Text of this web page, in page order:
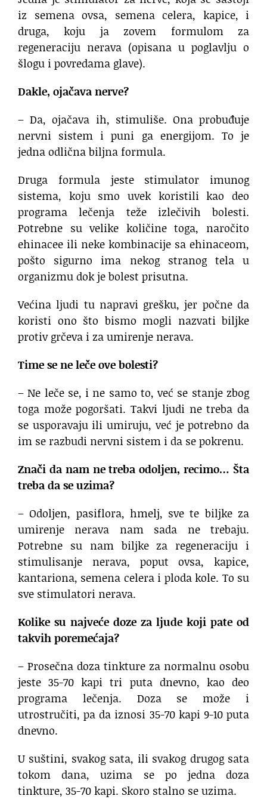
iz semena ovsa, semena celera, kapice, i
druga, koju ja zovem formulom za
regeneraciju nerava (opisana u poglavlju o
šlogu i povredama glave).
Dakle, ojačava nerve?
– Da, ojačava ih, stimuliše. Ona probuđuje
nervni sistem i puni ga energijom. To je
jedna odlična biljna formula.
Druga formula jeste stimulator imunog
sistema, koju smo uvek koristili kao deo
programa lečenja teže izlečivih bolesti.
Potrebne su velike količine toga, naročito
ehinacee ili neke kombinacije sa ehinaceom,
pošto sigurno ima nekog stranog tela u
organizmu dok je bolest prisutna.
Većina ljudi tu napravi grešku, jer počne da
koristi ono što bismo mogli nazvati biljke
protiv grčeva i za umirenje nerava.
Time se ne leče ove bolesti?
– Ne leče se, i ne samo to, već se stanje zbog
toga može pogoršati. Takvi ljudi ne treba da
se usporavaju ili umiruju, već je potrebno da
im se razbudi nervni sistem i da se pokrenu.
Znači da nam ne treba odoljen, recimo… Šta
treba da se uzima?
– Odoljen, pasiflora, hmelj, sve te biljke za
umirenje nerava nam sada ne trebaju.
Potrebne su nam biljke za regeneraciju i
stimulisanje nerava, poput ovsa, kapice,
kantariona, semena celera i ploda kole. To su
sve stimulatori nerava.
Kolike su najveće doze za ljude koji pate od
takvih poremećaja?
– Prosečna doza tinkture za normalnu osobu
jeste 35-70 kapi tri puta dnevno, kao deo
programa lečenja. Doza se može i
utrostručiti, pa da iznosi 35-70 kapi 9-10 puta
dnevno.
U suštini, svakog sata, ili svakog drugog sata
tokom dana, uzima se po jedna doza
tinkture, 35-70 kapi. Skoro stalno se uzima.